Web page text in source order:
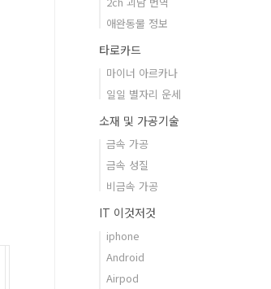
애완동물 정보
타로카드
마이너 아르카나
일일 별자리 운세
소재 및 가공기술
금속 가공
금속 성질
비금속 가공
IT 이것저것
iphone
Android
Airpod